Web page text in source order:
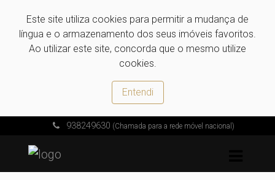
Este site utiliza cookies para permitir a mudança de
língua e o armazenamento dos seus imóveis favoritos.
Ao utilizar este site, concorda que o mesmo utilize
cookies.
Entendi
938249630 (Chamada para a rede móvel nacional)